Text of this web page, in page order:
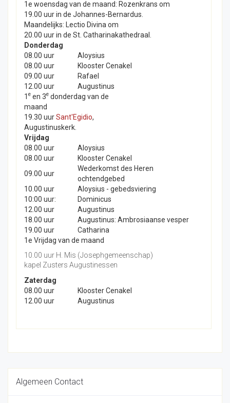
1e woensdag van de maand: Rozenkrans om
19.00 uur in de Johannes-Bernardus.
Maandelijks: Lectio Divina om
20.00 uur in de St. Catharinakathedraal.
Donderdag
08.00 uur
Aloysius
08.00 uur
Klooster Cenakel
09.00 uur
Rafael
12.00 uur
Augustinus
1 e en 3e donderdag van de
maand
19.30 uurSant'Egidio,
Augustinuskerk.
Vrijdag
08.00 uur
Aloysius
08.00 uur
Klooster Cenakel
09.00 uur
Wederkomst des Heren
ochtendgebed
10.00 uur
Aloysius - gebedsviering
10:00 uur:
Dominicus
12.00 uur
Augustinus
18.00 uur
Augustinus: Ambrosiaanse vesper
19.00 uur
Catharina
1e Vrijdag van de maand
10.00 uur H. Mis (Josephgemeenschap)
kapel Zusters Augustinessen
Zaterdag
08.00 uur
Klooster Cenakel
12.00 uur
Augustinus
Algemeen Contact